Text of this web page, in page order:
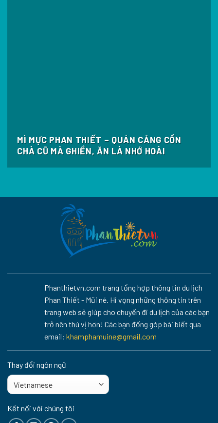
MÌ MỰC PHAN THIẾT – QUÁN CẢNG CỒN
CHÀ CŨ MÀ GHIỀN, ĂN LÀ NHỚ HOÀI
Phanthietvn.com trang tổng hợp thông tin du lịch
Phan Thiết - Mũi né. Hi vọng những thông tin trên
trang web sẽ giúp cho chuyến đi du lịch của các bạn
trở nên thú vị hơn! Các bạn đống góp bài biết qua
email: khamphamuine@gmail.com
Thay đổi ngôn ngữ
Kết nối với chúng tôi